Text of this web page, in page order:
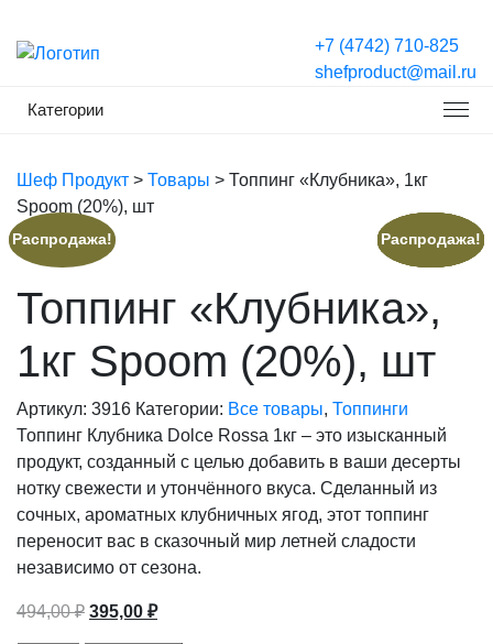
+7 (4742) 710-825
shefproduct@mail.ru
Категории
Шеф Продукт > Товары > Топпинг «Клубника», 1кг
Spoom (20%), шт
Распродажа!
Топпинг «Клубника»,
1кг Spoom (20%), шт
Артикул: 3916 Категории: Все товары, Топпинги
Топпинг Клубника Dolce Rossa 1кг – это изысканный
продукт, созданный с целью добавить в ваши десерты
нотку свежести и утончённого вкуса. Сделанный из
сочных, ароматных клубничных ягод, этот топпинг
переносит вас в сказочный мир летней сладости
независимо от сезона.
494,00₽ Первоначальная
395,00 ₽Текущая
Распродажа!
Распродажа!
Распродажа!
Распродажа!
Распродажа!